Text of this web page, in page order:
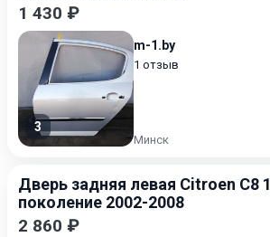
1 430 ₽
3
m-1.by
1 отзыв
Минск
Дверь задняя левая Citroen C8 1
поколение 2002-2008
2 860 ₽